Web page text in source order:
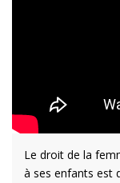
Le droit de la
à ses enfants est